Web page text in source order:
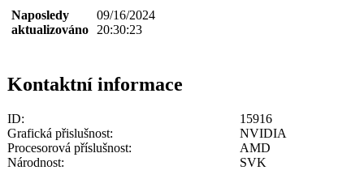
Naposledy
aktualizováno
09/16/2024
20:30:23
Kontaktní informace
ID:
15916
Grafická přislušnost:
NVIDIA
Procesorová příslušnost:
AMD
Národnost:
SVK